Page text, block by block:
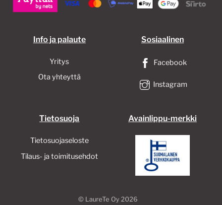
Info ja palaute
Yritys
Ota yhteyttä
Sosiaalinen
Facebook
Instagram
Tietosuoja
Tietosuojaseloste
Tilaus- ja toimitusehdot
Avainlippu-merkki
© LaureTe Oy2026